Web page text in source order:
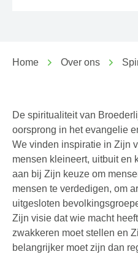
Home Over ons
De spiritualiteit van
oorsprong in het evangelie
We vinden inspiratie in Zijn
mensen kleineert, uitbuit en
aan bij Zijn keuze om
mensen te verdedigen, om
uitgesloten
Zijn visie dat wie macht
zwakkeren moet stellen en
belangrijker moet zijn dan